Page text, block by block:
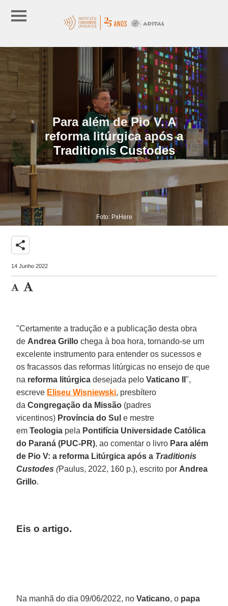
Para além de Pio V. A
reforma litúrgica após a
Traditionis Custodes
Foto: PxHere
share
14 Junho 2022
"Certamente a tradução e a publicação desta obra
de Andrea Grillo chega à boa hora, tornando-se um
excelente instrumento para entender os sucessos e
os fracassos das reformas litúrgicas no ensejo de que
na reforma litúrgica desejada peloVaticano II",
escreve Eliseu Wisniewski, presbítero
daCongregação da Missão (padres
vicentinos) Província do Sule mestre
em Teologia pela Pontifícia Universidade Católica
do Paraná (PUC-PR), ao comentar o livro Para além
de Pio V: a reforma Litúrgica após a Traditionis
Custodes (Paulus, 2022, 160 p.), escrito por Andrea
Grillo.
Eis o artigo.
Na manhã do dia 09/06/2022, noVaticano, o papa